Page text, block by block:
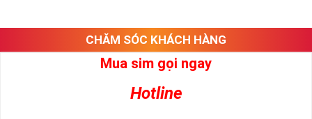
như sự sắp xếp của các con số trong sim.
Ý nghĩa sim tứ quý 2
CHĂM SÓC KHÁCH HÀNG
Mua sim gọi ngay
Hotline